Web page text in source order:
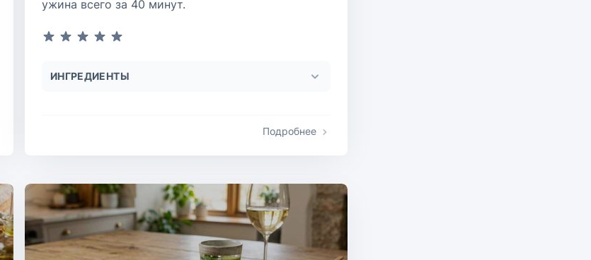
ужина всего за 40 минут.
ИНГРЕДИЕНТЫ
Подробнее